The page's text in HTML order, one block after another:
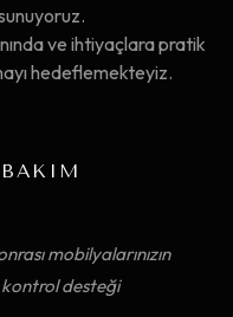
ve ihtiyaçlara pratik
hedeflemekteyiz.
mobilyalarınızın
desteği